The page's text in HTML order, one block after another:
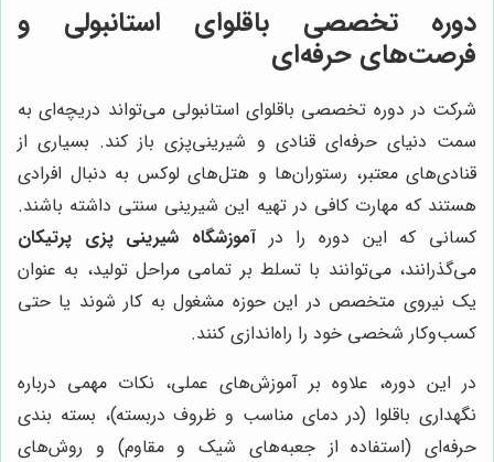
دوره تخصصی باقلوای استانبولی و
فرصت‌های حرفه‌ای
شرکت در دوره تخصصی باقلوای استانبولی می‌تواند دریچه‌ای به
سمت دنیای حرفه‌ای قنادی و شیرینی‌پزی باز کند. بسیاری از
قنادی‌های معتبر، رستوران‌ها و هتل‌های لوکس به دنبال افرادی
هستند که مهارت کافی در تهیه این شیرینی سنتی داشته باشند.
کسانی که این دوره را درآموزشگاه شیرینی پزی پرتیکان
می‌گذرانند، می‌توانند با تسلط بر تمامی مراحل تولید، به عنوان
یک نیروی متخصص در این حوزه مشغول به کار شوند یا حتی
کسب‌وکار شخصی خود را راه‌اندازی کنند.
در این دوره، علاوه بر آموزش‌های عملی، نکات مهمی درباره
نگهداری باقلوا (در دمای مناسب و ظروف دربسته)، بسته بندی
حرفه‌ای (استفاده از جعبه‌های شیک و مقاوم) و روش‌های